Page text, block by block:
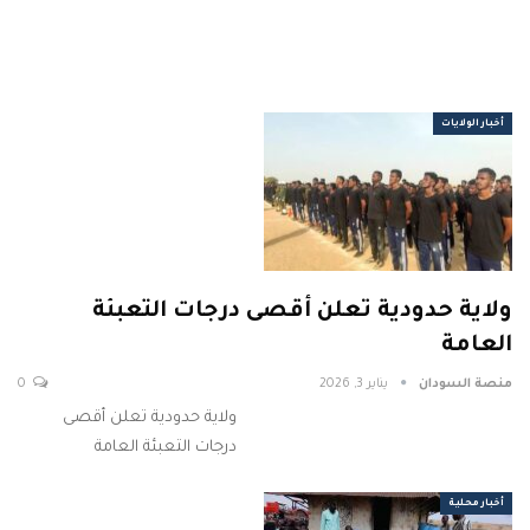
أخبار الولايات
ولاية حدودية تعلن أقصى درجات التعبئة
العامة
منصة السودان يناير 3, 2026
ولاية حدودية تعلن أقصى
درجات التعبئة العامة
أخبار محلية